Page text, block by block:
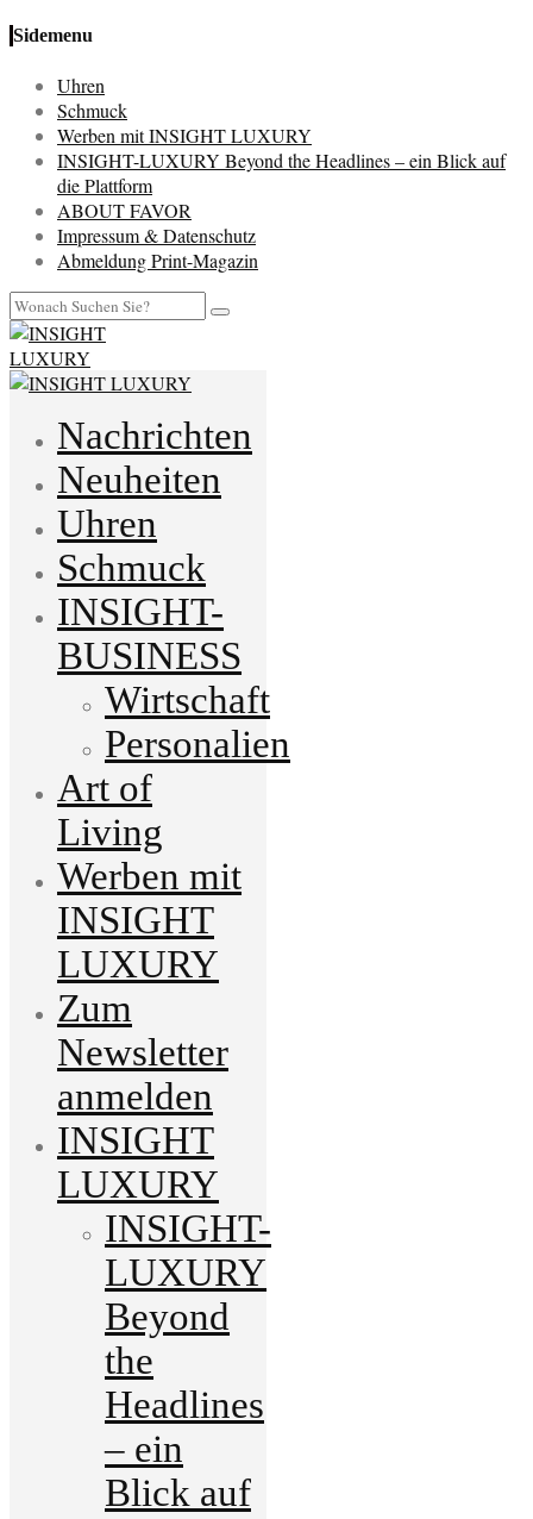
Sidemenu
Uhren
Schmuck
Werben mit INSIGHT LUXURY
INSIGHT-LUXURY Beyond the Headlines – ein Blick auf
die Plattform
ABOUT FAVOR
Impressum & Datenschutz
Abmeldung Print-Magazin
Nachrichten
Neuheiten
Uhren
Schmuck
INSIGHT-
BUSINESS
Wirtschaft
Personalien
Art of
Living
Werben mit
INSIGHT
LUXURY
Zum
Newsletter
anmelden
INSIGHT
LUXURY
INSIGHT-
LUXURY
Beyond
the
Headlines
– ein
Blick auf